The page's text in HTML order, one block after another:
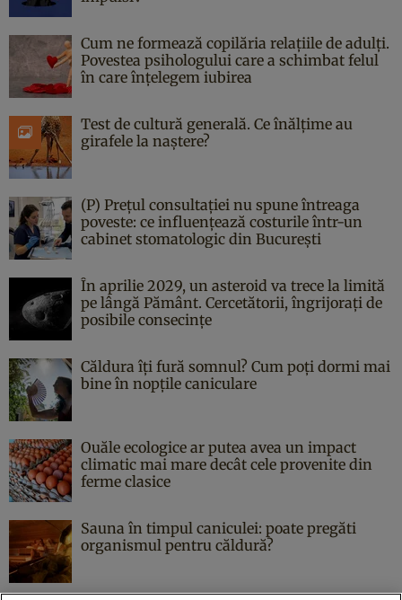
Cum ne formează copilăria relațiile de adulți.
Povestea psihologului care a schimbat felul
în care înțelegem iubirea
Test de cultură generală. Ce înălțime au
girafele la naștere?
(P) Prețul consultației nu spune întreaga
poveste: ce influențează costurile într-un
cabinet stomatologic din București
În aprilie 2029, un asteroid va trece la limită
pe lângă Pământ. Cercetătorii, îngrijorați de
posibile consecințe
Căldura îți fură somnul? Cum poți dormi mai
bine în nopțile caniculare
Ouăle ecologice ar putea avea un impact
climatic mai mare decât cele provenite din
ferme clasice
Sauna în timpul caniculei: poate pregăti
organismul pentru căldură?